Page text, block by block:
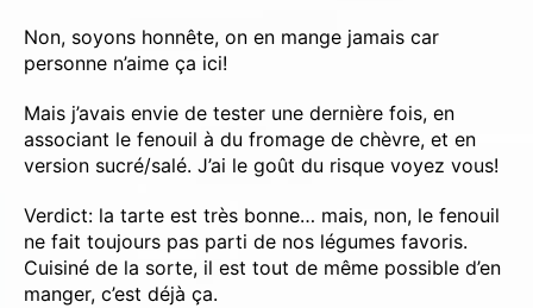
Non, soyons honnête, on en mange jamais car
personne n’aime ça ici!
Mais j’avais envie de tester une dernière fois, en
associant le fenouil à du fromage de chèvre, et en
version sucré/salé. J’ai le goût du risque voyez vous!
Verdict: la tarte est très bonne… mais, non, le fenouil
ne fait toujours pas parti de nos légumes favoris.
Cuisiné de la sorte, il est tout de même possible d’en
manger, c’est déjà ça.